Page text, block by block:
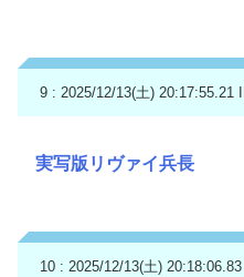
9 : 2025/12/13(土) 20:17:55.21
実写版リヴァイ兵長
10 : 2025/12/13(土) 20:18:06.83